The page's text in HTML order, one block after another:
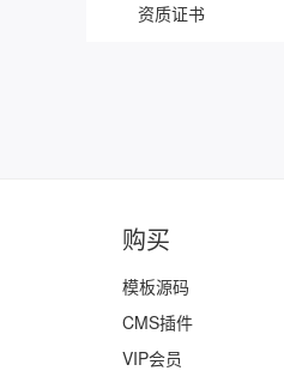
资质证书
购买
模板源码
CMS插件
VIP会员